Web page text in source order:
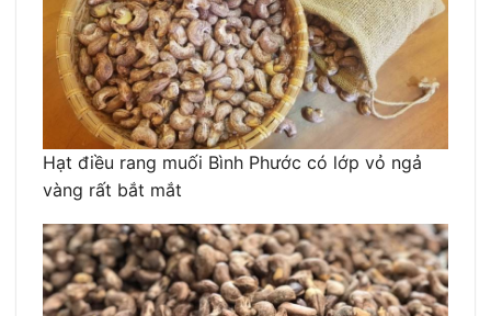
Hạt điều rang muối Bình Phước có lớp vỏ ngả
vàng rất bắt mắt